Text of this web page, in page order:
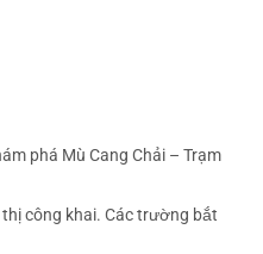
phá Mù Cang Chải – Trạm
công khai. Các trường bắt